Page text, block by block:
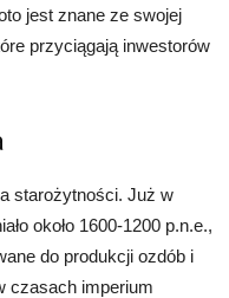
jest znane ze swojej
przyciągają inwestorów
starożytności. Już w
około 1600-1200 p.n.e.,
do produkcji ozdób i
czasach imperium